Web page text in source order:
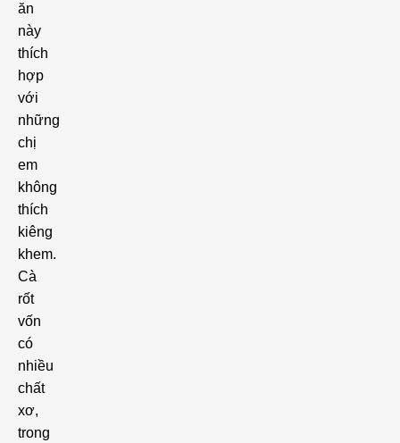
ăn
này
thích
hợp
với
những
chị
em
không
thích
kiêng
khem.
Cà
rốt
vốn
có
nhiều
chất
xơ,
trong